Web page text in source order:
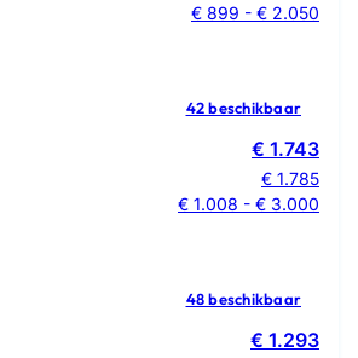
€ 899 - € 2.050
42 beschikbaar
€ 1.743
€ 1.785
€ 1.008 - € 3.000
48 beschikbaar
€ 1.293